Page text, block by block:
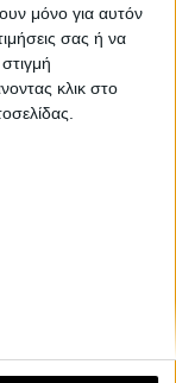
μόνο για αυτόν
σας ή να
κλικ στο
Συλλεκτικές